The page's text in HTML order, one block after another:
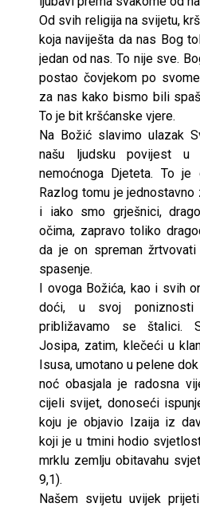
Od svih religija na svijetu,
koja naviješta da nas Bog
jedan od nas. To nije sve.
postao čovjekom po
za nas kako bismo bili
To je bit kršćanske vjere.
Na Božić slavimo ulazak
našu ljudsku povijest u
nemoćnoga Djeteta. To je
Razlog tomu je
i iako smo grješnici,
očima, zapravo toliko
da je on spreman
spasenje.
I ovoga Božića, kao i svih
doći, u svoj
približavamo se štalici.
Josipa, zatim, klečeći u
Isusa, umotano u pelene
noć obasjala je radosna
cijeli svijet, donoseći
koju je objavio Izaija iz
koji je u tmini hodio
mrklu zemlju obitavahu
9,1).
Našem svijetu uvijek